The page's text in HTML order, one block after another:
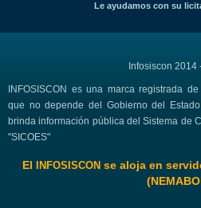
Le ayudamos con su
Infosiscon 2014
INFOSISCON es una marca registrada
que no depende del Gobierno del
brinda información pública del Sistema de
"SICOES"
El INFOSISCONse aloja en